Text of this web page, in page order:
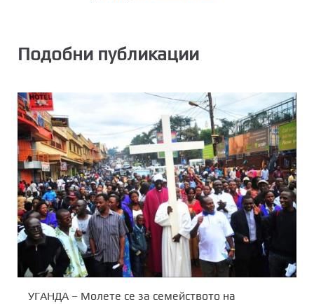
Подобни публикации
УГАНДА – Молете се за семейството на